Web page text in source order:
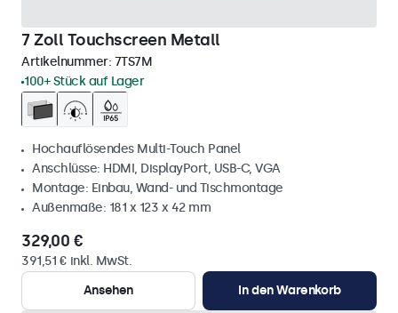
7 Zoll Touchscreen Metall
Artikelnummer: 7TS7M
100+ Stück auf Lager
Hochauflösendes Multi-Touch Panel
Anschlüsse: HDMI, DisplayPort, USB-C, VGA
Montage: Einbau, Wand- und Tischmontage
Außenmaße: 181 x 123 x 42 mm
329,00 €
391,51 € inkl. MwSt.
Ansehen
In den Warenkorb